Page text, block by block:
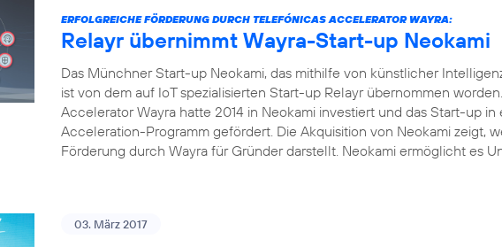
ERFOLGREICHE FÖRDERUNG DURCH TELEFÓNICAS ACCELERATOR WAYRA:
Relayr übernimmt Wayra-Start-up Neokami
Das Münchner Start-up Neokami, das mithilfe von künstlicher
ist von dem auf IoT spezialisierten Start-up Relayr übernommen
Accelerator Wayra hatte 2014 in Neokami investiert und das Start-up
Acceleration-Programm gefördert. Die Akquisition von Neokami zeigt,
Förderung durch Wayra für Gründer darstellt. Neokami ermöglicht es
03. März 2017